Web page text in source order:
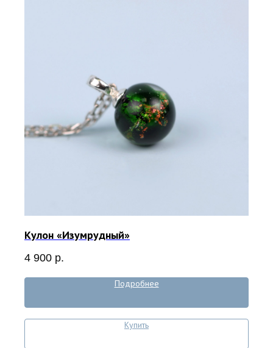
Кулон «Изумрудный»
4 900 р.
Подробнее
Купить